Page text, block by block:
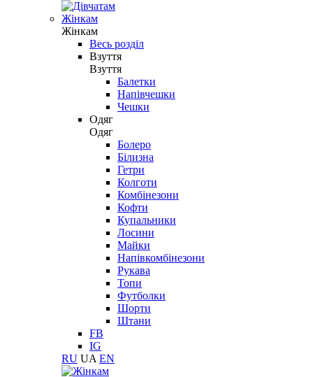
Жінкам
Жінкам
Весь розділ
Взуття
Взуття
Балетки
Напівчешки
Чешки
Одяг
Одяг
Болеро
Білизна
Гетри
Колготи
Комбінезони
Кофти
Купальники
Лосини
Майки
Напівкомбінезони
Рукава
Топи
Футболки
Шорти
Штани
FB
IG
RU UA EN